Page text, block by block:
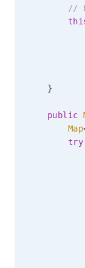
//
}
public
Map
try